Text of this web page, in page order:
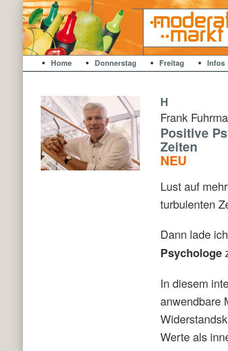
ModerationsMarkt
Zum Inhalt wechseln
Zum sekundären Inhalt wechseln
Home Donnerstag Freitag Infos
H
Frank
Positive
Zeiten
NEU
Lust auf
turbulenten
Dann lade
Psychologe
In diesem
anwendbare
Werte als